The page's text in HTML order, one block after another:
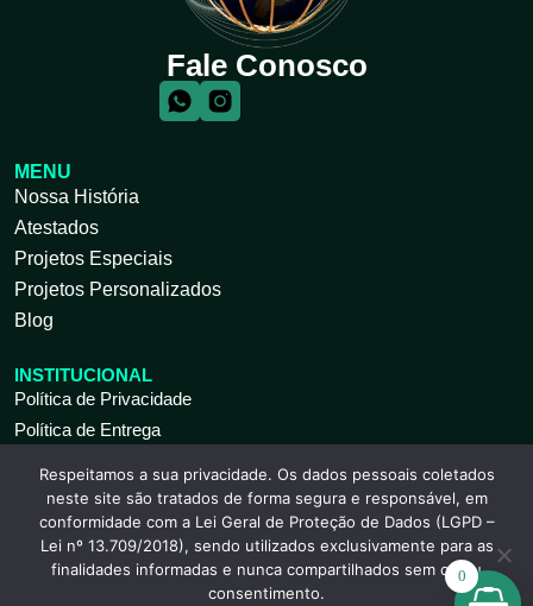
Fale Conosco
MENU
Nossa História
Atestados
Projetos Especiais
Projetos Personalizados
Blog
INSTITUCIONAL
Política de Privacidade
Política de Entrega
ATENDIMENTO AO CLIENTE
Seg à Sex 09 às 18h
(11) 2317-9739
(11) 2317-9741
(11) 2912-7871
worldclean@worldclean.com.br
0
Respeitamos a sua privacidade. Os dados pessoais coletados
neste site são tratados de forma segura e responsável, em
conformidade com a Lei Geral de Proteção de Dados (LGPD –
Lei nº 13.709/2018), sendo utilizados exclusivamente para as
finalidades informadas e nunca compartilhados sem o seu
consentimento.